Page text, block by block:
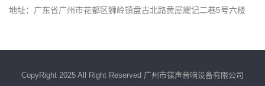
地址：广东省广州市花都区狮岭镇盘古北路黄屋耀记二巷5号六楼
CopyRight 2025 All Right Reserved 广州市镁声音响设备有限公司